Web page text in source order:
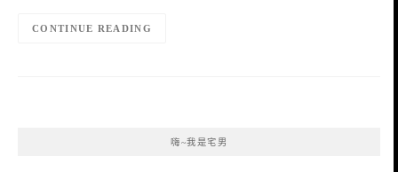
CONTINUE READING
嗨~我是宅男